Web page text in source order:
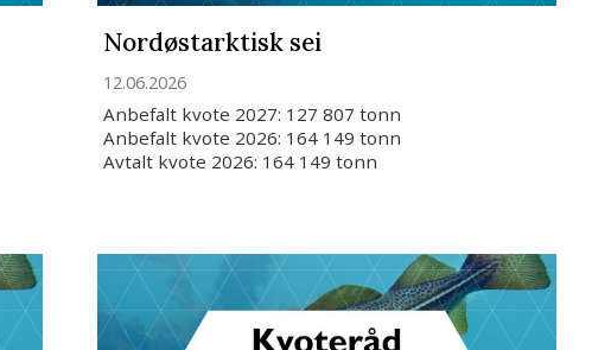
Nordøstarktisk sei
12.06.2026
Anbefalt kvote 2027: 127 807 tonn
Anbefalt kvote 2026: 164 149 tonn
Avtalt kvote 2026: 164 149 tonn